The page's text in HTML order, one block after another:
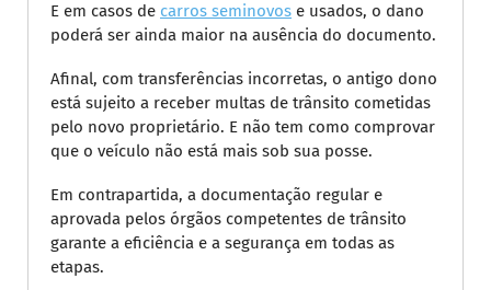
E em casos de carros seminovos e usados, o dano
poderá ser ainda maior na ausência do documento.
Afinal, com transferências incorretas, o antigo dono
está sujeito a receber multas de trânsito cometidas
pelo novo proprietário. E não tem como comprovar
que o veículo não está mais sob sua posse.
Em contrapartida, a documentação regular e
aprovada pelos órgãos competentes de trânsito
garante a eficiência e a segurança em todas as
etapas.